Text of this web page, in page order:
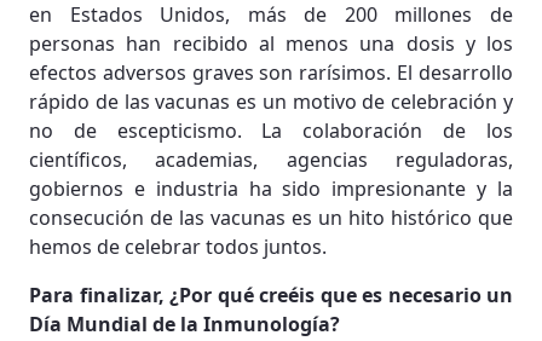
en Estados Unidos, más de 200 millones de
personas han recibido al menos una dosis y los
efectos adversos graves son rarísimos. El desarrollo
rápido de las vacunas es un motivo de celebración y
no de escepticismo. La colaboración de los
científicos, academias, agencias reguladoras,
gobiernos e industria ha sido impresionante y la
consecución de las vacunas es un hito histórico que
hemos de celebrar todos juntos.
Para finalizar, ¿Por qué creéis que es necesario un
Día Mundial de la Inmunología?